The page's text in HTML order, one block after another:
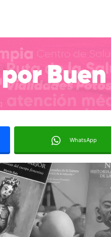
WhatsApp